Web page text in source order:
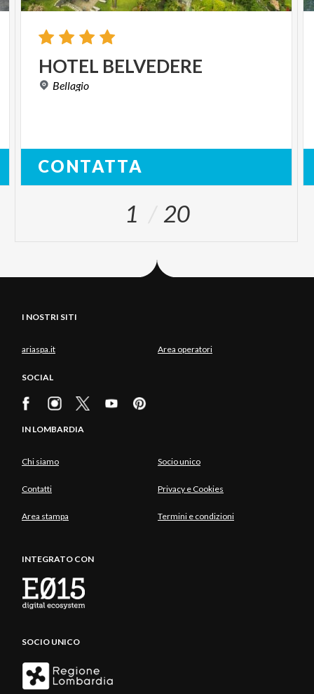
HOTEL BELVEDERE
Bellagio
CONTATTA
1 20
I NOSTRI SITI
ariaspa.it Area operatori
SOCIAL
IN LOMBARDIA
Chi siamo Socio unico
Contatti Privacy e Cookies
Area stampa Termini e condizioni
INTEGRATO CON
SOCIO UNICO